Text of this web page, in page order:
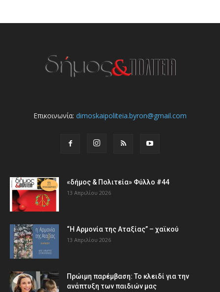
Επικοινωνία: dimoskaipoliteia.byron@gmail.com
«δήμος & Πολιτεία» Φύλλο #44
13 Απριλίου 2026
“Η Αρμονία της Αταξίας” – χαϊκού
13 Απριλίου 2026
Πρώιμη παρέμβαση: Το κλειδί για την
ανάπτυξη των παιδιών µας